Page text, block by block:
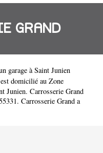
GRAND
garage à Saint Junien
est domicilié au Zone
Junien. Carrosserie Grand
Carrosserie Grand a